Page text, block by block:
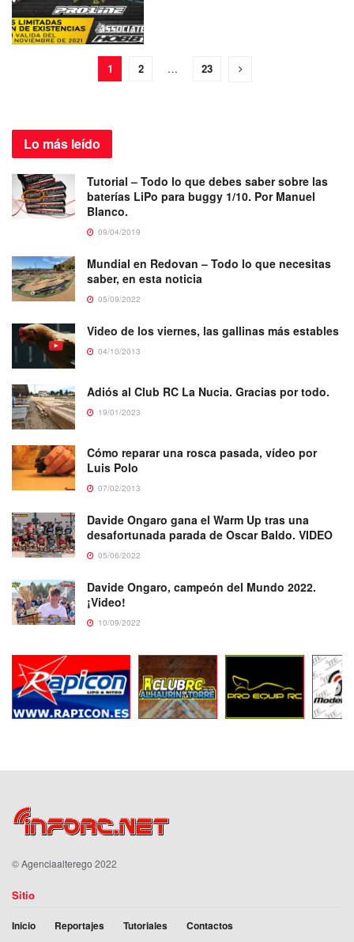
1 2 … 23
Lo más leído
Tutorial – Todo lo que debes saber sobre las
baterías LiPo para buggy 1/10. Por Manuel
Blanco.
09/04/2019
Mundial en Redovan – Todo lo que necesitas
saber, en esta noticia
05/09/2022
Video de los viernes, las gallinas más estables
04/10/2013
Adiós al Club RC La Nucia. Gracias por todo.
19/01/2023
Cómo reparar una rosca pasada, vídeo por
Luis Polo
07/02/2013
Davide Ongaro gana el Warm Up tras una
desafortunada parada de Oscar Baldo. VIDEO
05/06/2022
Davide Ongaro, campeón del Mundo 2022.
¡Video!
10/09/2022
©Agenciaalterego 2022
Sitio
Inicio Reportajes Tutoriales Contactos